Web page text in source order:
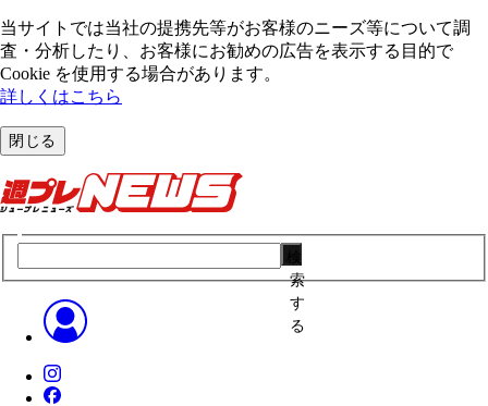
当サイトでは当社の提携先等がお客様のニーズ等について調
査・分析したり、お客様にお勧めの広告を表⽰する⽬的で
Cookie を使⽤する場合があります。
詳しくはこちら
閉じる
索
す
る